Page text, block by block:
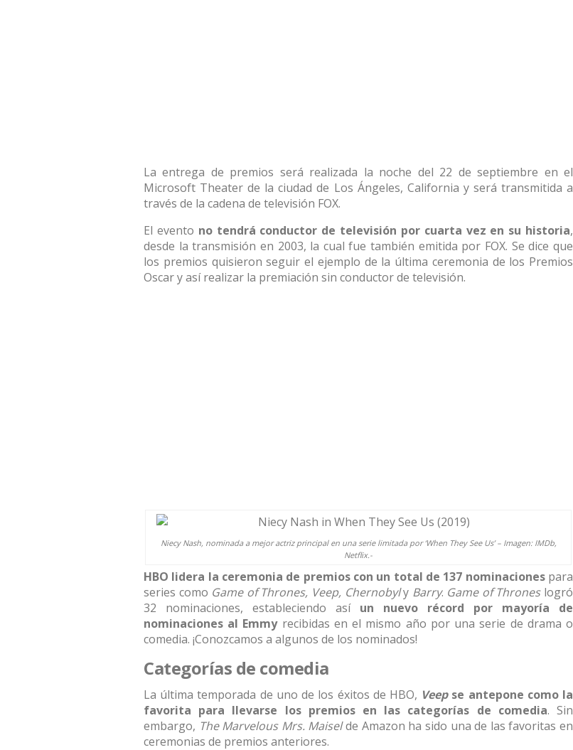
La entrega de premios será realizada la noche del 22 de septiembre en el
Microsoft Theater de la ciudad de Los Ángeles, California y será transmitida a
través de la cadena de televisión FOX.
El evento no tendrá conductor de televisión por cuarta vez en su historia,
desde la transmisión en 2003, la cual fue también emitida por FOX. Se dice que
los premios quisieron seguir el ejemplo de la última ceremonia de los Premios
Oscar y así realizar la premiación sin conductor de televisión.
Niecy Nash, nominada a mejor actriz principal en una serie limitada por ‘When They See Us’ – Imagen: IMDb,
Netflix.-
HBO lidera la ceremonia de premios con un total de 137 nominacionespara
series como Game of Thrones, Veep, Chernobyly Barry. Game of Throneslogró
32 nominaciones, estableciendo así un nuevo récord por mayoría de
nominaciones al Emmyrecibidas en el mismo año por una serie de drama o
comedia. ¡Conozcamos a algunos de los nominados!
Categorías de comedia
La última temporada de uno de los éxitos de HBO, Veepse antepone como la
favorita para llevarse los premios en las categorías de comedia. Sin
embargo, The Marvelous Mrs. Maiselde Amazon ha sido una de las favoritas en
ceremonias de premios anteriores.